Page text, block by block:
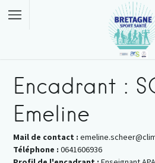
Encadrant :
Emeline
Mail de contact :
Téléphone : 0641606936